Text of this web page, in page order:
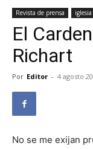
Revista de prensa
El
Richart
Por Editor - 4 agosto
No se me exijan